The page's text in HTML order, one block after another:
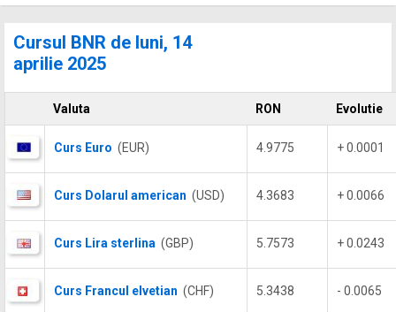
Cursul BNR de luni, 14
aprilie 2025
Valuta RON Evolutie
Curs Euro (EUR) 4.9775 + 0.0001
Curs Dolarul american (USD) 4.3683 + 0.0066
Curs Lira sterlina (GBP) 5.7573 + 0.0243
Curs Francul elvetian (CHF) 5.3438 - 0.0065